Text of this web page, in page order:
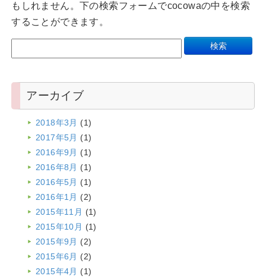
もしれません。下の検索フォームでcocowaの中を検索
することができます。
アーカイブ
2018年3月 (1)
2017年5月 (1)
2016年9月 (1)
2016年8月 (1)
2016年5月 (1)
2016年1月 (2)
2015年11月 (1)
2015年10月 (1)
2015年9月 (2)
2015年6月 (2)
2015年4月 (1)